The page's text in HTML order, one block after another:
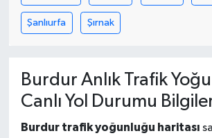
Şanlıurfa Şırnak
Burdur Anlık Trafik
Canlı Yol Durumu
Burdur trafik yoğunluğu haritası